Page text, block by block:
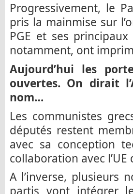
Progressivement, le
pris la mainmise sur
PGE et ses
notamment, ont
Aujourd’hui les
ouvertes. On dirait
nom…
Les communistes
députés restent
avec sa conception
collaboration avec l’UE
A l’inverse, plusieurs